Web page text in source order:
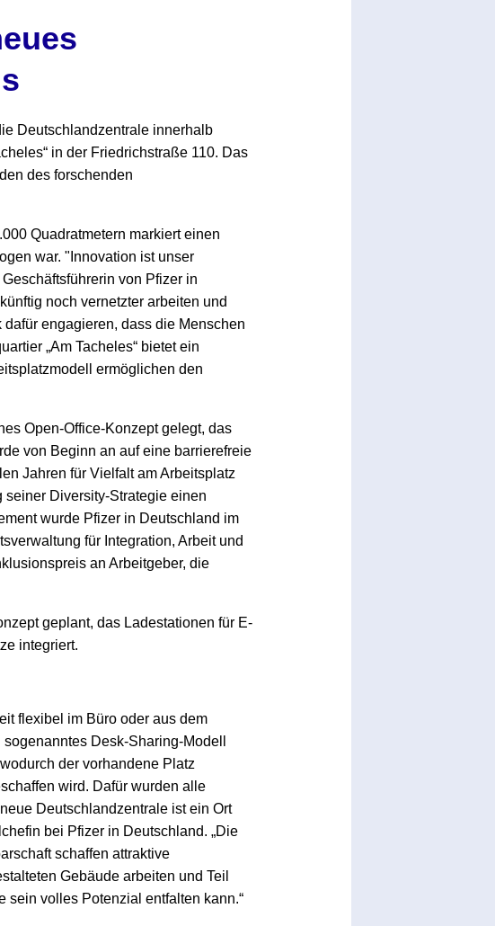
Deutschlandzentrale innerhalb
in der Friedrichstraße 110. Das
des forschenden
Quadratmetern markiert einen
war. "Innovation ist unser
von Pfizer in
noch vernetzter arbeiten und
engagieren, dass die Menschen
„Am Tacheles“ bietet ein
ermöglichen den
Open-Office-Konzept gelegt, das
von Beginn an auf eine barrierefreie
Jahren für Vielfalt am Arbeitsplatz
seiner Diversity-Strategie einen
wurde Pfizer in Deutschland im
für Integration, Arbeit und
an Arbeitgeber, die
geplant, das Ladestationen für E-
integriert.
flexibel im Büro oder aus dem
Desk-Sharing-Modell
der vorhandene Platz
wird. Dafür wurden alle
Deutschlandzentrale ist ein Ort
bei Pfizer in Deutschland. „Die
schaffen attraktive
Gebäude arbeiten und Teil
sein volles Potenzial entfalten kann.“